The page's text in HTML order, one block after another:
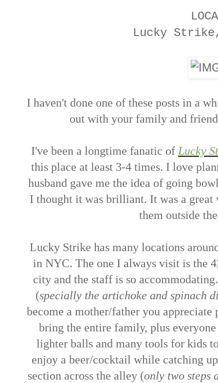
Lucky
I haven't done one of these posts in a
out with your family and
I've been a longtime fanatic of Lucky
this place at least 3-4 times. I love
husband gave me the idea of going
I thought it was brilliant. It was a
them outside
Lucky Strike has many locations
in NYC. The one I always visit is the
city and the staff is so
(specially the artichoke and spinach
become a mother/father you appreciate
bring the entire family, plus
lighter balls and many tools for kids
enjoy a beer/cocktail while catching
section across the alley (only two steps